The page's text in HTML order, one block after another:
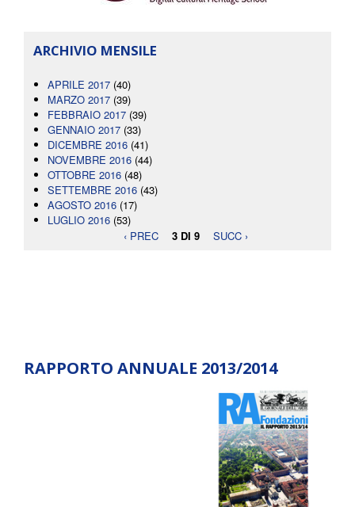
ARCHIVIO MENSILE
APRILE 2017 (40)
MARZO 2017 (39)
FEBBRAIO 2017 (39)
GENNAIO 2017 (33)
DICEMBRE 2016 (41)
NOVEMBRE 2016 (44)
OTTOBRE 2016 (48)
SETTEMBRE 2016 (43)
AGOSTO 2016 (17)
LUGLIO 2016 (53)
‹ PREC
3 DI 9 SUCC ›
RAPPORTO ANNUALE 2013/2014